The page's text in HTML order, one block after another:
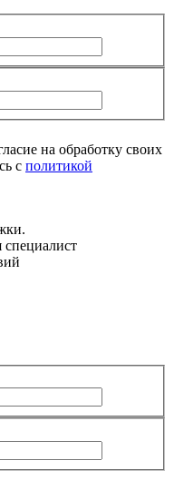
на обработку своих
с политикой
специалист